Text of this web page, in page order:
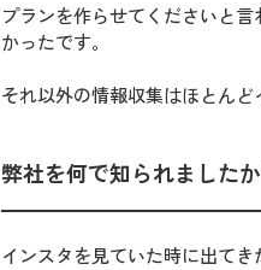
プランを作らせてくださいと
かったです。
それ以外の情報収集はほとんど
弊社を何で知られました
インスタを見ていた時に出て